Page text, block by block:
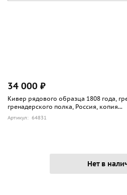
34 000 ₽
Кивер рядового образца 1808 года,
гренадерского полка, Россия, копия...
Артикул: 64831
Нет в